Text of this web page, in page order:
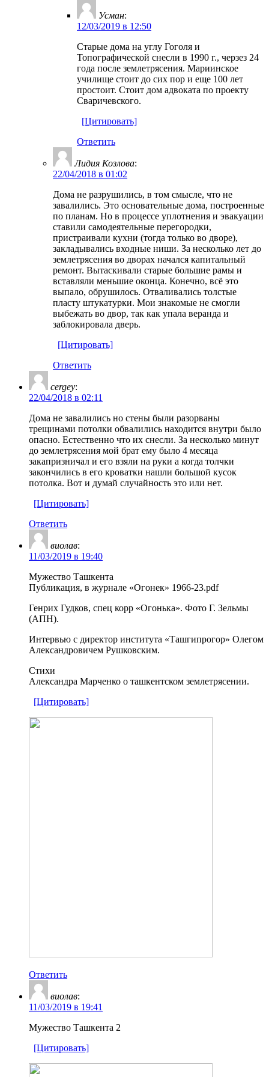
Усман:
12/03/2019 в 12:50
Старые дома на углу Гоголя и
Топографической снесли в 1990 г., черзез 24
года после землетрясения. Мариинское
училище стоит до сих пор и еще 100 лет
простоит. Стоит дом адвоката по проекту
Сваричевского.
[Цитировать]
Ответить
Лидия Козлова:
22/04/2018 в 01:02
Дома не разрушились, в том смысле, что не
завалились. Это основательные дома, построенные
по планам. Но в процессе уплотнения и эвакуации
ставили самодеятельные перегородки,
пристраивали кухни (тогда только во дворе),
закладывались входные ниши. За несколько лет до
землетрясения во дворах начался капитальный
ремонт. Вытаскивали старые большие рамы и
вставляли меньшие оконца. Конечно, всё это
выпало, обрушилось. Отваливались толстые
пласту штукатурки. Мои знакомые не смогли
выбежать во двор, так как упала веранда и
заблокировала дверь.
[Цитировать]
Ответить
cergey:
22/04/2018 в 02:11
Дома не завалились но стены были разорваны
трещинами потолки обвалились находится внутри было
опасно. Естественно что их снесли. За несколько минут
до землетрясения мой брат ему было 4 месяца
закапризничал и его взяли на руки а когда толчки
закончились в его кроватки нашли большой кусок
потолка. Вот и думай случайность это или нет.
[Цитировать]
Ответить
виолав:
11/03/2019 в 19:40
Мужество Ташкента
Публикация, в журнале «Огонек» 1966-23.pdf
Генрих Гудков, спец корр «Огонька». Фото Г. Зельмы
(АПН).
Интервью с директор института «Ташгипрогор» Олегом
Александровичем Рушковским.
Стихи
Александра Марченко о ташкентском землетрясении.
[Цитировать]
Ответить
виолав:
11/03/2019 в 19:41
Мужество Ташкента 2
[Цитировать]